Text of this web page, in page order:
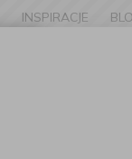
INSPIRACJE